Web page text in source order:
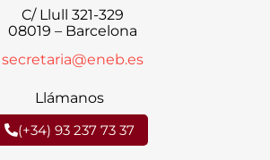
C/ Llull 321-329
08019 – Barcelona
secretaria@eneb.es
Llámanos
(+34) 93 237 73 37